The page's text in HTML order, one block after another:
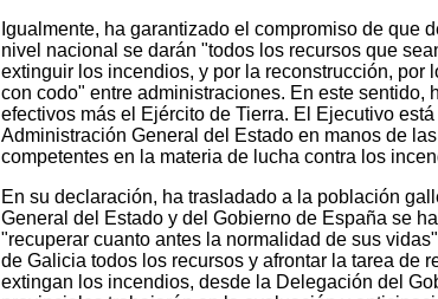
Igualmente, ha garantizado el compromiso de que
nivel nacional se darán "todos los recursos que
extinguir los incendios, y por la reconstrucción, por
con codo" entre administraciones. En este sentido,
efectivos más el Ejército de Tierra. El Ejecutivo
Administración General del Estado en manos de
competentes en la materia de lucha contra los
En su declaración, ha trasladado a la población
General del Estado y del Gobierno de España se
"recuperar cuanto antes la normalidad de sus
de Galicia todos los recursos y afrontar la tarea de
extingan los incendios, desde la Delegación del